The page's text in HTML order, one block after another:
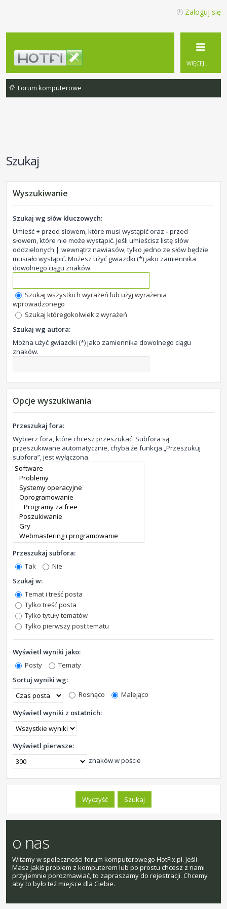
Zaloguj się
WIĘCEJ…
Forum komputerowe
Szukaj
Wyszukiwanie
Szukaj wg słów kluczowych:
Umieść + przed słowem, które musi wystąpić oraz - przed
słowem, które nie może wystąpić. Jeśli umieścisz listę słów
oddzielonych | wewnątrz nawiasów, tylko jedno ze słów będzie
musiało wystąpić. Możesz użyć gwiazdki (*) jako zamiennika
dowolnego ciągu znaków.
Szukaj wszystkich wyrażeń lub użyj wyrażenia
wprowadzonego
Szukaj któregokolwiek z wyrażeń
Szukaj wg autora:
Można użyć gwiazdki (*) jako zamiennika dowolnego ciągu
znaków.
Opcje wyszukiwania
Przeszukaj fora:
Wybierz fora, które chcesz przeszukać. Subfora są
przeszukiwane automatycznie, chyba że funkcja „Przeszukuj
subfora”, jest wyłączona.
Przeszukaj subfora:
Tak
Nie
Szukaj w:
Temat i treść posta
Tylko treść posta
Tylko tytuły tematów
Tylko pierwszy post tematu
Wyświetl wyniki jako:
Posty
Tematy
Sortuj wyniki wg:
Rosnąco
Malejąco
Wyświetl wyniki z ostatnich:
Wyświetl pierwsze:
znaków w poście
o nas
Witamy w społeczności forum komputerowego HotFix.pl. Jeśli
Masz jakiś problem z komputerem lub po prostu chcesz z nami
przyjemnie porozmawiać, to zapraszamy do rejestracji. Chcemy
aby to było też miejsce dla Ciebie.